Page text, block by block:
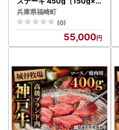
枚）国産牛 和牛 神戸ビー
フ バーベキュー BBQ 冷凍
兵庫県福崎町
(0)
55,000